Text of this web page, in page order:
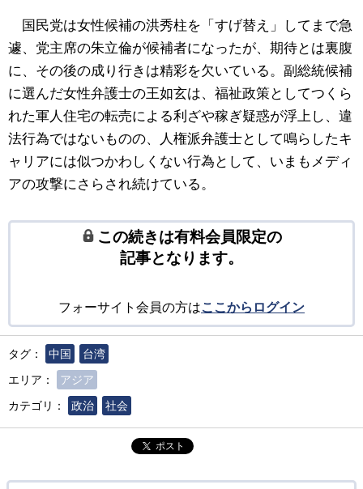
国民党は女性候補の洪秀柱を「すげ替え」してまで急
遽、党主席の朱立倫が候補者になったが、期待とは裏腹
に、その後の成り行きは精彩を欠いている。副総統候補
に選んだ女性弁護士の王如玄は、福祉政策としてつくら
れた軍人住宅の転売による利ざや稼ぎ疑惑が浮上し、違
法行為ではないものの、人権派弁護士として鳴らしたキ
ャリアには似つかわしくない行為として、いまもメディ
アの攻撃にさらされ続けている。
この続きは有料会員限定の
記事となります。
フォーサイト会員の方はここからログイン
タグ： 中国
台湾
エリア：
アジア
カテゴリ：
政治 社会
ポスト